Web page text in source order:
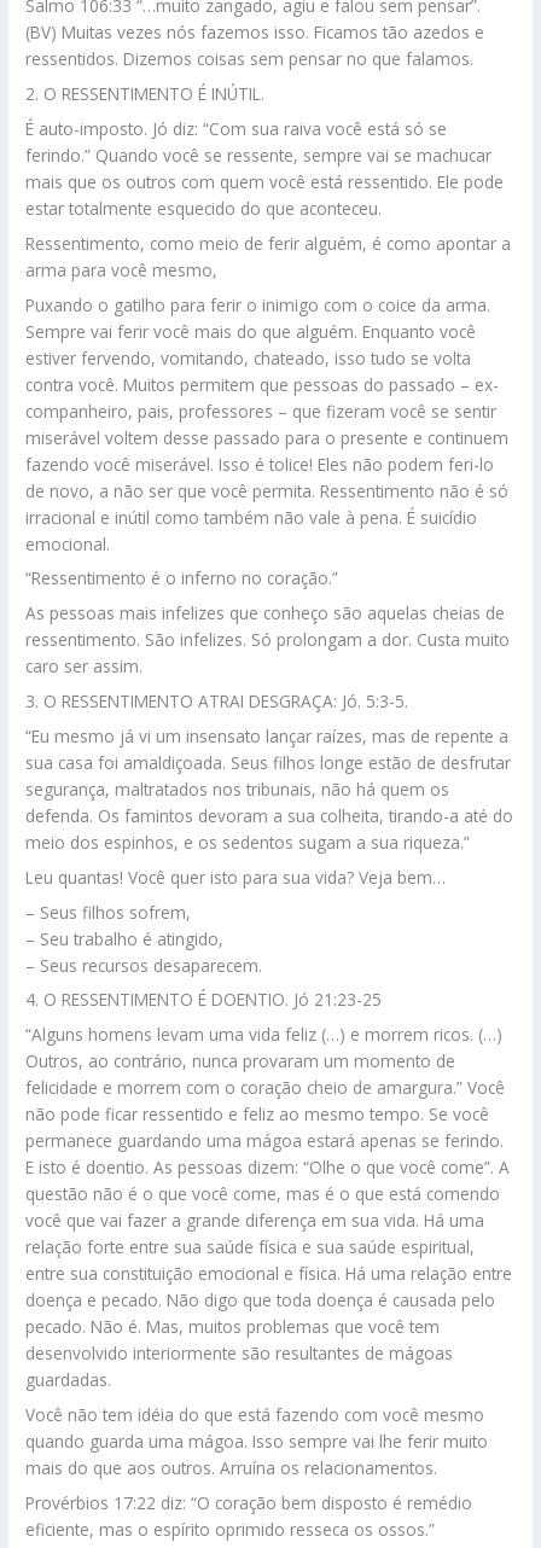
Salmo 106:33 “…muito zangado, agiu e falou sem pensar”.
(BV) Muitas vezes nós fazemos isso. Ficamos tão azedos e
ressentidos. Dizemos coisas sem pensar no que falamos.
2. O RESSENTIMENTO É INÚTIL.
É auto-imposto. Jó diz: “Com sua raiva você está só se
ferindo.” Quando você se ressente, sempre vai se machucar
mais que os outros com quem você está ressentido. Ele pode
estar totalmente esquecido do que aconteceu.
Ressentimento, como meio de ferir alguém, é como apontar a
arma para você mesmo,
Puxando o gatilho para ferir o inimigo com o coice da arma.
Sempre vai ferir você mais do que alguém. Enquanto você
estiver fervendo, vomitando, chateado, isso tudo se volta
contra você. Muitos permitem que pessoas do passado – ex-
companheiro, pais, professores – que fizeram você se sentir
miserável voltem desse passado para o presente e continuem
fazendo você miserável. Isso é tolice! Eles não podem feri-lo
de novo, a não ser que você permita. Ressentimento não é só
irracional e inútil como também não vale à pena. É suicídio
emocional.
“Ressentimento é o inferno no coração.”
As pessoas mais infelizes que conheço são aquelas cheias de
ressentimento. São infelizes. Só prolongam a dor. Custa muito
caro ser assim.
3. O RESSENTIMENTO ATRAI DESGRAÇA: Jó. 5:3-5.
“Eu mesmo já vi um insensato lançar raízes, mas de repente a
sua casa foi amaldiçoada. Seus filhos longe estão de desfrutar
segurança, maltratados nos tribunais, não há quem os
defenda. Os famintos devoram a sua colheita, tirando-a até do
meio dos espinhos, e os sedentos sugam a sua riqueza.”
Leu quantas! Você quer isto para sua vida? Veja bem…
– Seus filhos sofrem,
– Seu trabalho é atingido,
– Seus recursos desaparecem.
4. O RESSENTIMENTO É DOENTIO. Jó 21:23-25
“Alguns homens levam uma vida feliz (…) e morrem ricos. (…)
Outros, ao contrário, nunca provaram um momento de
felicidade e morrem com o coração cheio de amargura.” Você
não pode ficar ressentido e feliz ao mesmo tempo. Se você
permanece guardando uma mágoa estará apenas se ferindo.
E isto é doentio. As pessoas dizem: “Olhe o que você come”. A
questão não é o que você come, mas é o que está comendo
você que vai fazer a grande diferença em sua vida. Há uma
relação forte entre sua saúde física e sua saúde espiritual,
entre sua constituição emocional e física. Há uma relação entre
doença e pecado. Não digo que toda doença é causada pelo
pecado. Não é. Mas, muitos problemas que você tem
desenvolvido interiormente são resultantes de mágoas
guardadas.
Você não tem idéia do que está fazendo com você mesmo
quando guarda uma mágoa. Isso sempre vai lhe ferir muito
mais do que aos outros. Arruína os relacionamentos.
Provérbios 17:22 diz: “O coração bem disposto é remédio
eficiente, mas o espírito oprimido resseca os ossos.”